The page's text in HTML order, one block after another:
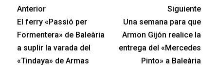
Anterior
El ferry «Passió per
Formentera» de Baleària
a suplir la varada del
«Tindaya» de Armas
Siguiente
Una semana para que
Armon Gijón realice la
entrega del «Mercedes
Pinto» a Baleària